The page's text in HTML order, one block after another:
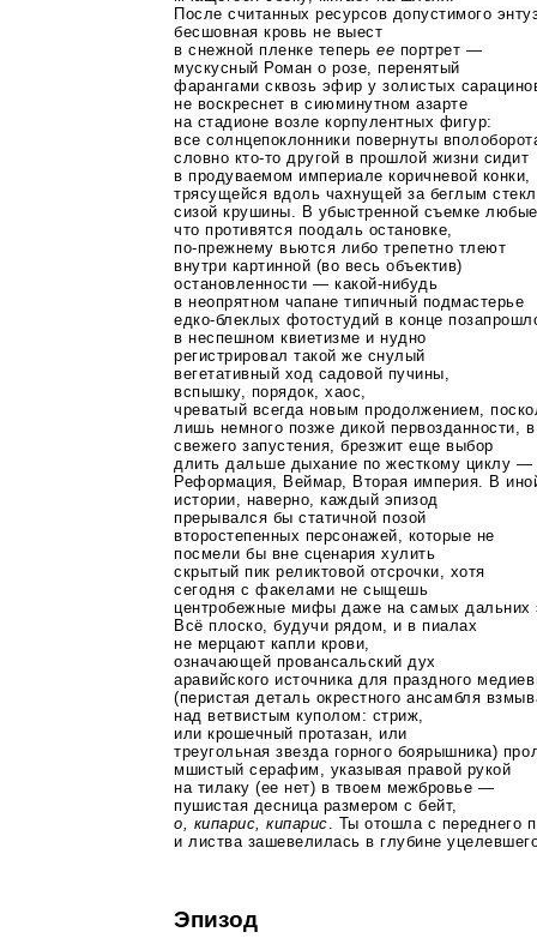
После считанных ресурсов допустимого
бесшовная кровь не выест
в снежной пленке теперьее портрет —
мускусный Роман о розе, перенятый
фарангами сквозь эфир у золистых
не воскреснет в сиюминутном азарте
на стадионе возле корпулентных фигур:
все солнцепоклонники повернуты
словно кто-то другой в прошлой жизни сидит
в продуваемом империале коричневой конки,
трясущейся вдоль чахнущей за беглым
сизой крушины. В убыстренной съемке
что противятся поодаль остановке,
по-прежнему вьются либо трепетно тлеют
внутри картинной (во весь объектив)
остановленности —какой-нибудь
в неопрятном чапане типичный подмастерье
едко-блеклых фотостудий в конце
в неспешном квиетизме и нудно
регистрировал такой же снулый
вегетативный ход садовой пучины,
вспышку, порядок, хаос,
чреватый всегда новым продолжением,
лишь немного позже дикой первозданности,
свежего запустения, брезжит еще выбор
длить дальше дыхание по жесткому циклу —
Реформация, Веймар, Вторая империя. В
истории, наверно, каждый эпизод
прерывался бы статичной позой
второстепенных персонажей, которые не
посмели бы вне сценария хулить
скрытый пик реликтовой отсрочки, хотя
сегодня с факелами не сыщешь
центробежные мифы даже на самых дальних
Всё плоско, будучи рядом, и в пиалах
не мерцают капли крови,
означающей провансальский дух
аравийского источника для праздного
(перистая деталь окрестного ансамбля
над ветвистым куполом: стриж,
или крошечный протазан, или
треугольная звезда горного боярышника)
мшистый серафим, указывая правой рукой
на тилаку (ее нет) в твоем межбровье —
пушистая десница размером с бейт,
о, кипарис, кипарис . Ты отошла с переднего
и листва зашевелилась в глубине
Эпизод